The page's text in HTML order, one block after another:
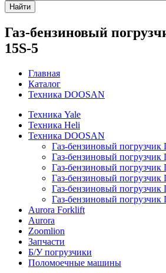
Найти
Газ-бензиновый
15S-5
Главная
Каталог
Техника DOOSAN
Техника Yale
Техника Heli
Техника DOOSAN
Газ-бензиновый погрузчик
Газ-бензиновый погрузчик
Газ-бензиновый погрузчик
Газ-бензиновый погрузчик
Газ-бензиновый погрузчик
Газ-бензиновый погрузчик
Aurora Forklift
Aurora
Zoomlion
Запчасти
Б/У погрузчики
Поломоечные машины